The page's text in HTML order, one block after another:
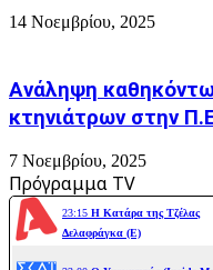
14 Νοεμβρίου, 2025
Ανάληψη
κτηνιάτρων στην
7 Νοεμβρίου, 2025
Πρόγραμμα TV